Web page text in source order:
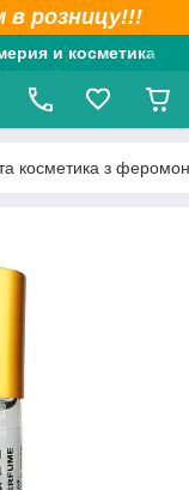
в розницу!!!
и косметика
косметика з